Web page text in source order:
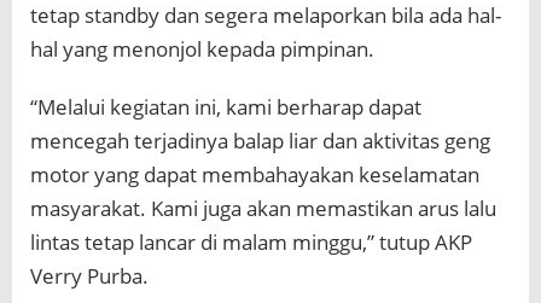
tetap standby dan segera melaporkan bila ada hal-
hal yang menonjol kepada pimpinan.
“Melalui kegiatan ini, kami berharap dapat
mencegah terjadinya balap liar dan aktivitas geng
motor yang dapat membahayakan keselamatan
masyarakat. Kami juga akan memastikan arus lalu
lintas tetap lancar di malam minggu,” tutup AKP
Verry Purba.